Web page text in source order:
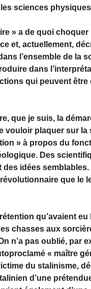
sciences
» a de quoi
et, actuellement,
l’ensemble de la
dans
qui peuvent
que je suis, la
vouloir plaquer sur
» à propos du
Des
idées
que le
qu’avaient
chasses aux
n’a pas oublié, par
« maître
du stalinisme,
d’une